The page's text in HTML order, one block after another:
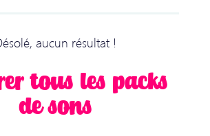
aucun résultat !
tous les packs
de sons